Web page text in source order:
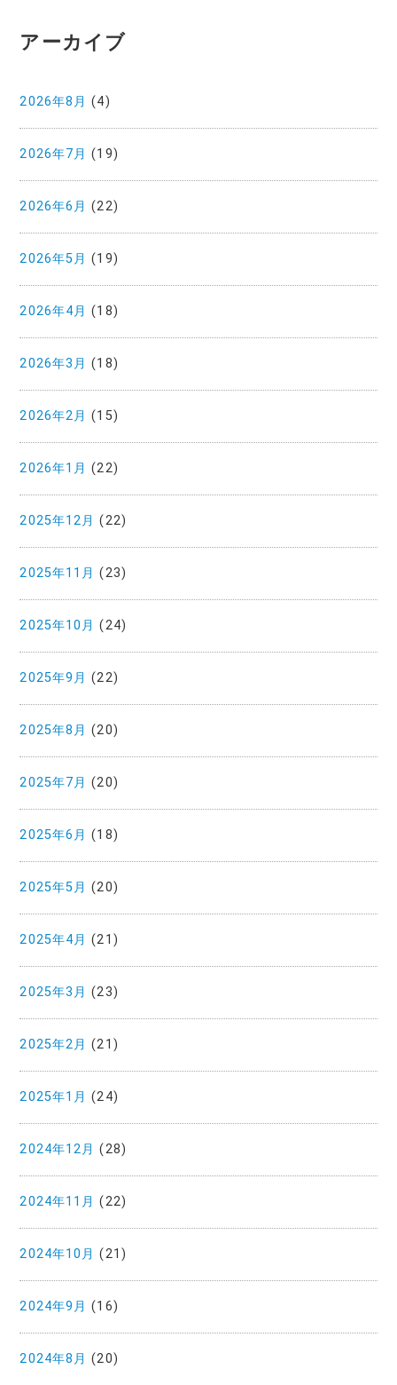
アーカイブ
2026年8月 (4)
2026年7月 (19)
2026年6月 (22)
2026年5月 (19)
2026年4月 (18)
2026年3月 (18)
2026年2月 (15)
2026年1月 (22)
2025年12月 (22)
2025年11月 (23)
2025年10月 (24)
2025年9月 (22)
2025年8月 (20)
2025年7月 (20)
2025年6月 (18)
2025年5月 (20)
2025年4月 (21)
2025年3月 (23)
2025年2月 (21)
2025年1月 (24)
2024年12月 (28)
2024年11月 (22)
2024年10月 (21)
2024年9月 (16)
2024年8月 (20)